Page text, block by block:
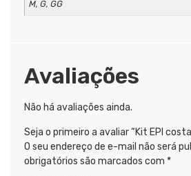
M, G, GG
Avaliações
Não há avaliações ainda.
Seja o primeiro a avaliar “Kit EPI
O seu endereço de e-mail não será
obrigatórios são marcados com *